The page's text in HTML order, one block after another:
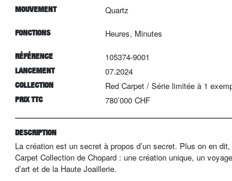
MOUVEMENT Quartz
FONCTIONS Heures, Minutes
RÉFÉRENCE 105374-9001
LANCEMENT 07.2024
COLLECTION Red Carpet / Série limitée à 1
PRIX TTC 780’000 CHF
DESCRIPTION
La création est un secret à propos d’un secret. Plus on en
Carpet Collection de Chopard : une création unique, un
d’art et de la Haute Joaillerie.